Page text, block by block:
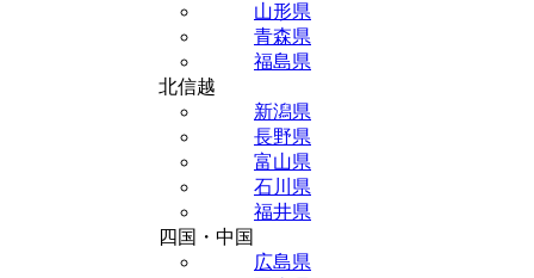
山形県
青森県
福島県
北信越
新潟県
長野県
富山県
石川県
福井県
四国・中国
広島県